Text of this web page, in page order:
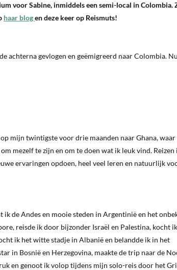
voor Sabine, inmiddels een semi-local in Colombia.
haar blogen deze keer op Reismuts!
achterna gevlogen en geëmigreerd naar Colombia.
mijn twintigste voor drie maanden naar Ghana, waar
mezelf te zijn en om te doen wat ik leuk vind. Reizen
ervaringen opdoen, heel veel leren en natuurlijk
de Andes en mooie steden in Argentinië en het
reisde ik door bijzonder Israël en Palestina, kocht
ik het witte stadje in Albanië en belandde ik in het
in Bosnië en Herzegovina, maakte de trip naar de
en genoot ik volop tijdens mijn solo-reis door het